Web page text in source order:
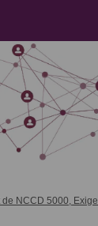
NCCD 5000,